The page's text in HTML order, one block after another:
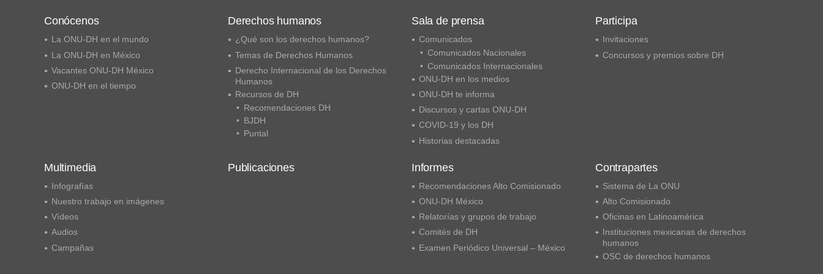
Conócenos
La ONU-DH en el mundo
La ONU-DH en México
Vacantes ONU-DH México
ONU-DH en el tiempo
Derechos humanos
¿Qué son los derechos humanos?
Temas de Derechos Humanos
Derecho Internacional de los Derechos
Humanos
Recursos de DH
Recomendaciones DH
BJDH
Puntal
Sala de prensa
Comunicados
Comunicados Nacionales
Comunicados Internacionales
ONU-DH en los medios
ONU-DH te informa
Discursos y cartas ONU-DH
COVID-19 y los DH
Historias destacadas
Participa
Invitaciones
Concursos y premios sobre DH
Multimedia
Infografías
Nuestro trabajo en imágenes
Vídeos
Audios
Campañas
Publicaciones Informes
Recomendaciones Alto Comisionado
ONU-DH México
Relatorías y grupos de trabajo
Comités de DH
Examen Periódico Universal – México
Contrapartes
Sistema de La ONU
Alto Comisionado
Oficinas en Latinoamérica
Instituciones mexicanas de derechos
humanos
OSC de derechos humanos